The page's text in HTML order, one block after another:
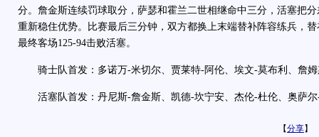
分。詹金斯连续罚球取分，萨瑟和霍兰二世相继命中三分，活塞把
重新稳住优势。比赛最后三分钟，双方都换上末端替补阵容练兵，
最终客场125-94击败活塞。
骑士队首发：多诺万-米切尔、贾莱特-阿伦、埃文-莫布利、詹姆
活塞队首发：丹尼斯-詹金斯、凯德-坎宁安、杰伦-杜伦、奥萨尔
【分享】